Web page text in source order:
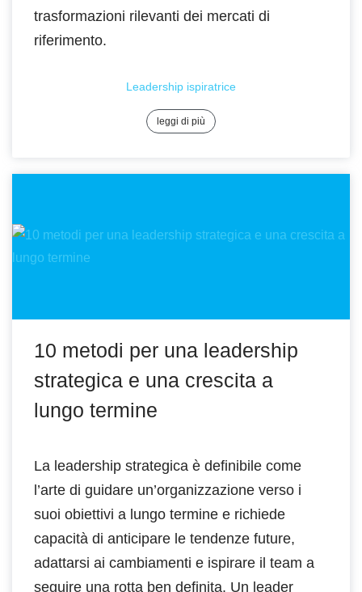
trasformazioni rilevanti dei mercati di
riferimento.
leggi di più
Leadership ispiratrice
10 metodi per una leadership
strategica e una crescita a
lungo termine
La leadership strategica è definibile come
l’arte di guidare un’organizzazione verso i
suoi obiettivi a lungo termine e richiede
capacità di anticipare le tendenze future,
adattarsi ai cambiamenti e ispirare il team a
seguire una rotta ben definita. Un leader